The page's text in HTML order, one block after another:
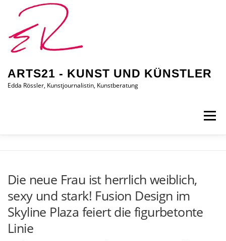
ARTS21 - KUNST UND KÜNSTLER
Edda Rössler, Kunstjournalistin, Kunstberatung
Menü
AUSSTELLUNGEN/BILDER EDDA KAUFT EIN
VITA/AUSBILDUNG
Die neue Frau ist herrlich weiblich,
sexy und stark! Fusion Design im
Skyline Plaza feiert die figurbetonte
Linie